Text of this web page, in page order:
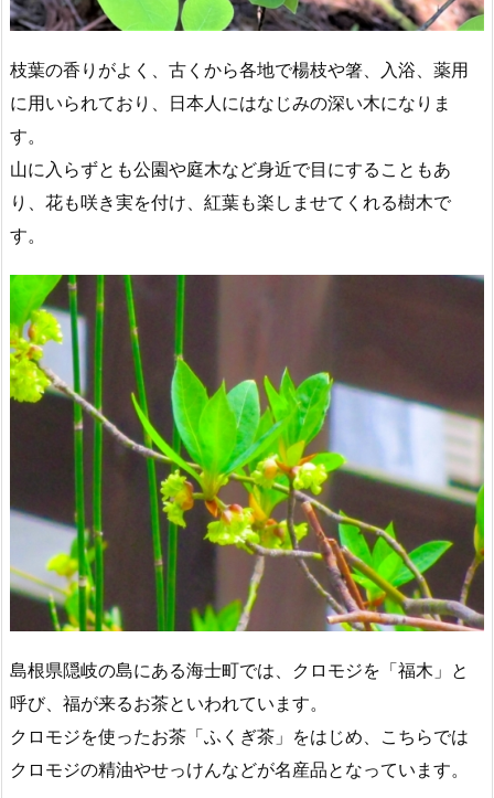
枝葉の香りがよく、古くから各地で楊枝や箸、入浴、薬用
に用いられており、日本人にはなじみの深い木になりま
す。
山に入らずとも公園や庭木など身近で目にすることもあ
り、花も咲き実を付け、紅葉も楽しませてくれる樹木で
す。
島根県隠岐の島にある海士町では、クロモジを「福木」と
呼び、福が来るお茶といわれています。
クロモジを使ったお茶「ふくぎ茶」をはじめ、こちらでは
クロモジの精油やせっけんなどが名産品となっています。